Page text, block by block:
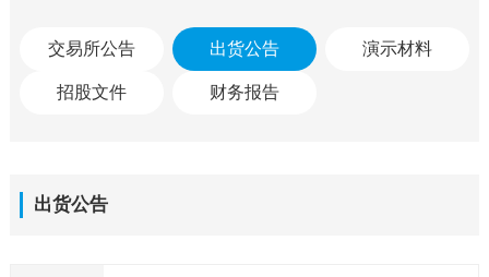
交易所公告 出货公告 演示材料
招股文件 财务报告
出货公告